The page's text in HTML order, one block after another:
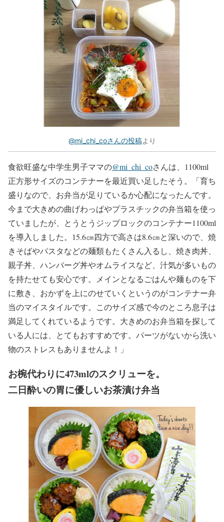
@mi_chi_coさんの投稿より
食欲旺盛な中学生男子ママの@mi_chi_coさんは、1100ml
正方形サイズのコンテナーを最近買い足したそう。「育ち
盛りなので、お弁当が足りているか心配になったんです。
今まで大きめの曲げわっぱやプラスチックの弁当箱を使っ
ていましたが、とうとうジップロックのコンテナー1100ml
を導入しました。15.6㎝四方で高さは8.6㎝と深いので、焼
きそばやパスタなどの麺類もたくさん入るし、焼き肉丼、
親子丼、ハンバーグ丼やオムライスなど、汁気が多いもの
を持たせても安心です。メインとなるごはんや麺ものを下
に敷き、おかずを上にのせていくというのがコンテナー弁
当のマイスタイルです。このサイズ感で今のところ息子は
満足してくれているようです。大きめのお弁当箱を探して
いる人には、とてもおすすめです。パーツがないから洗い
物のストレスもありませんよ！」
お椀代わりに473mlのスクリューを。
二日酔いの胃に優しいお茶漬け弁当